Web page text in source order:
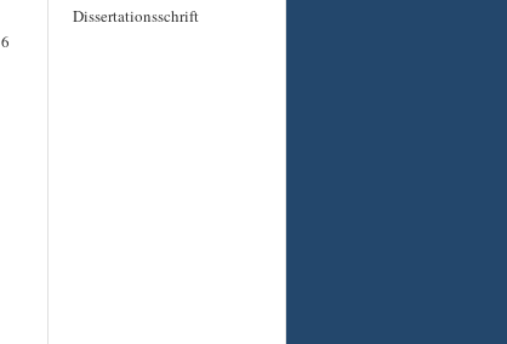
Dissertationsschrift